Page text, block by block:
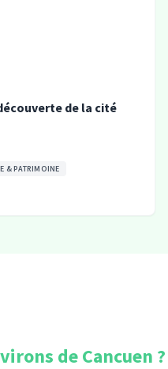
de la cité
& PATRIMOINE
deCancuen ?